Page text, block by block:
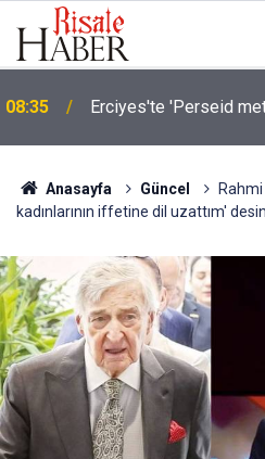
08:35 Erciyes'te 'Perseid
Anasayfa Güncel
kadınlarının iffetine dil uzattım' desin